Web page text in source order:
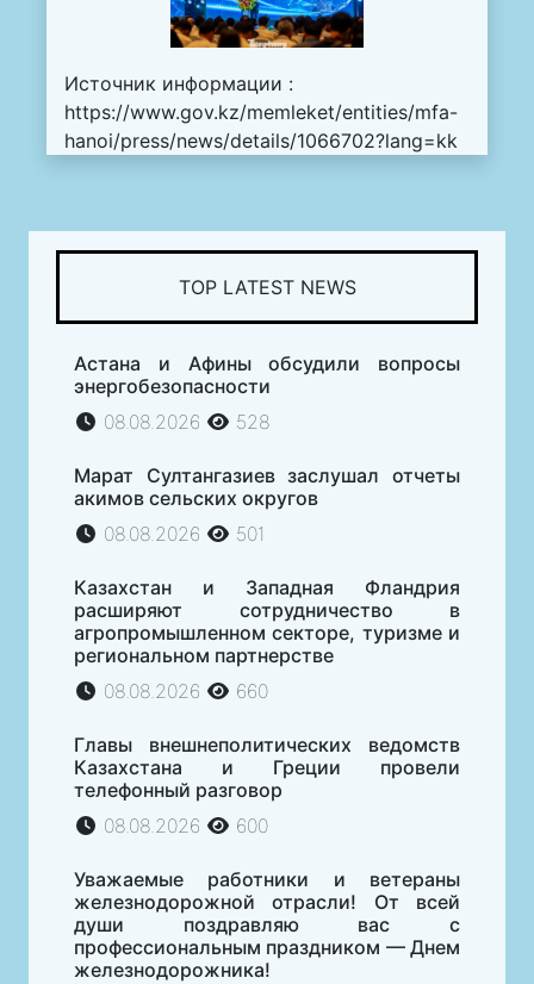
Источник информации :
https://www.gov.kz/memleket/entities/mfa-
hanoi/press/news/details/1066702?lang=kk
TOP LATEST NEWS
Астана и Афины обсудили вопросы
энергобезопасности
08.08.2026
528
Марат Султангазиев заслушал отчеты
акимов сельских округов
08.08.2026
501
Казахстан и Западная Фландрия
расширяют сотрудничество в
агропромышленном секторе, туризме и
региональном партнерстве
08.08.2026
660
Главы внешнеполитических ведомств
Казахстана и Греции провели
телефонный разговор
08.08.2026
600
Уважаемые работники и ветераны
железнодорожной отрасли! От всей
души поздравляю вас с
профессиональным праздником — Днем
железнодорожника!